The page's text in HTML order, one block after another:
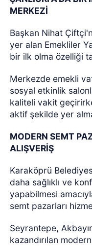
MERKEZİ
Başkan Nihat
yer alan Emekliler
bir ilk olma özelliği
Merkezde emekli
sosyal etkinlik
kaliteli vakit
aktif şekilde yer
MODERN SEMT
ALIŞVERİŞ
Karaköprü
daha sağlıklı ve
yapabilmesi
semt pazarları
Seyrantepe,
kazandırılan